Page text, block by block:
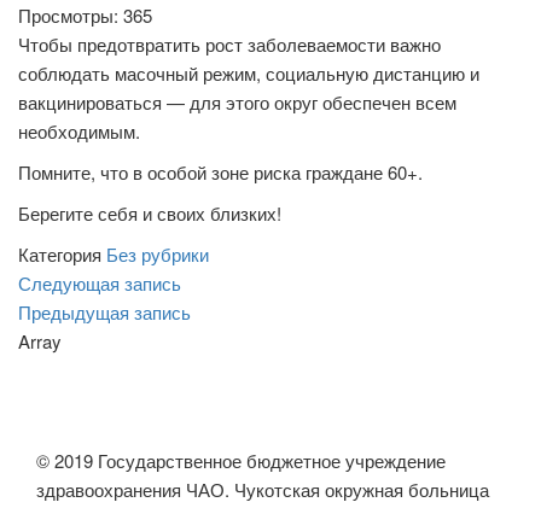
Просмотры: 365
Чтобы предотвратить рост заболеваемости важно
соблюдать масочный режим, социальную дистанцию и
вакцинироваться — для этого округ обеспечен всем
необходимым.
Помните, что в особой зоне риска граждане 60+.
Берегите себя и своих близких!
Категория Без рубрики
Навигация
по
записям
Следующая записьСледующая
запись
Предыдущая записьПредыдущая
Array
© 2019 Государственное бюджетное учреждение
здравоохранения ЧАО. Чукотская окружная больница